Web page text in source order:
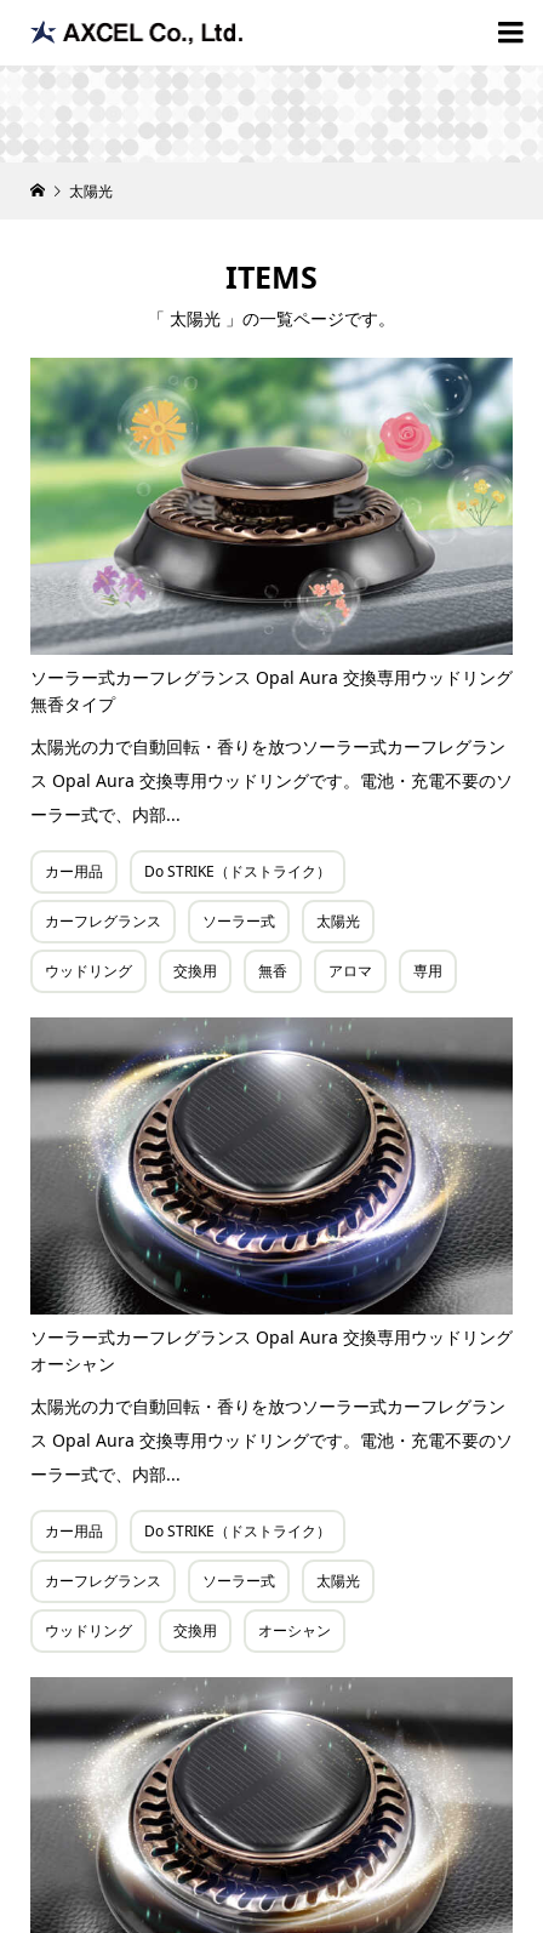

太陽光
ITEMS
「 太陽光 」の一覧ページです。
ソーラー式カーフレグランス Opal Aura 交換専用ウッドリング
無香タイプ
太陽光の力で自動回転・香りを放つソーラー式カーフレグラン
ス Opal Aura 交換専用ウッドリングです。電池・充電不要のソ
ーラー式で、内部...
カー用品 Do STRIKE（ドストライク）
カーフレグランス ソーラー式 太陽光
ウッドリング 交換用 無香 アロマ 専用
ソーラー式カーフレグランス Opal Aura 交換専用ウッドリング
オーシャン
太陽光の力で自動回転・香りを放つソーラー式カーフレグラン
ス Opal Aura 交換専用ウッドリングです。電池・充電不要のソ
ーラー式で、内部...
カー用品 Do STRIKE（ドストライク）
カーフレグランス ソーラー式 太陽光
ウッドリング 交換用 オーシャン